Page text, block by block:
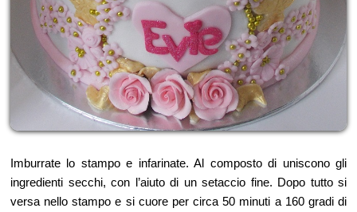
Imburrate lo stampo e infarinate. Al composto di uniscono gli
ingredienti secchi, con l’aiuto di un setaccio fine. Dopo tutto si
versa nello stampo e si cuore per circa 50 minuti a 160 gradi di